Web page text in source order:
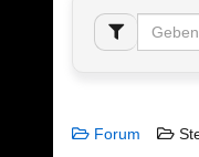
Forum